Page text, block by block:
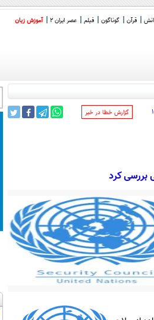
قرآن گوناگون فیلم عصر ایران 2 آموزش زبان
ترامپ
‌گزارش خطا در خبر
بررسی کرد